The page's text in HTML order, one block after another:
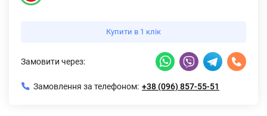
Купити в 1 клік
Замовити через:
Замовлення за телефоном: +38 (096) 857-55-51